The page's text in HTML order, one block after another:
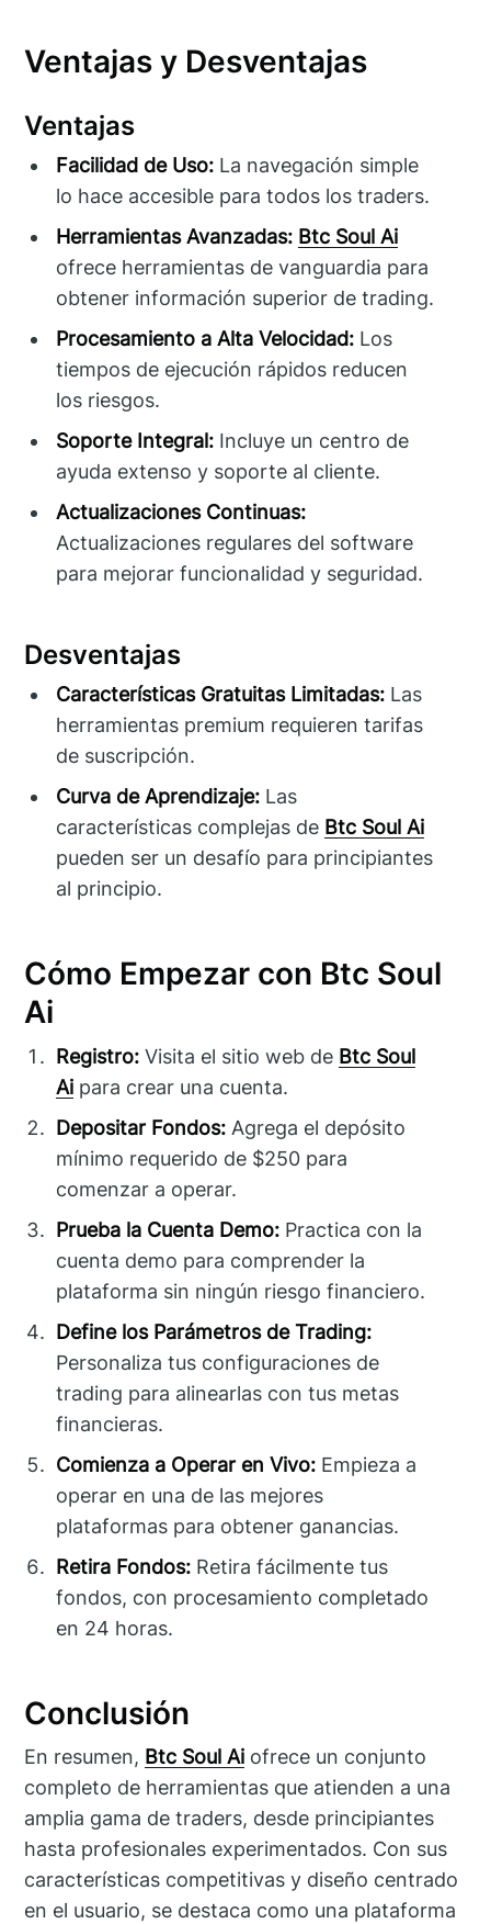
Ventajas y Desventajas
Ventajas
Facilidad de Uso: La navegación simple
lo hace accesible para todos los traders.
Herramientas Avanzadas: Btc Soul Ai
ofrece herramientas de vanguardia para
obtener información superior de trading.
Procesamiento a Alta Velocidad: Los
tiempos de ejecución rápidos reducen
los riesgos.
Soporte Integral: Incluye un centro de
ayuda extenso y soporte al cliente.
Actualizaciones Continuas:
Actualizaciones regulares del software
para mejorar funcionalidad y seguridad.
Desventajas
Características Gratuitas Limitadas: Las
herramientas premium requieren tarifas
de suscripción.
Curva de Aprendizaje: Las
características complejas de Btc Soul Ai
pueden ser un desafío para principiantes
al principio.
Cómo Empezar con Btc Soul
Ai
Registro: Visita el sitio web de Btc Soul
Ai para crear una cuenta.
Depositar Fondos: Agrega el depósito
mínimo requerido de $250 para
comenzar a operar.
Prueba la Cuenta Demo: Practica con la
cuenta demo para comprender la
plataforma sin ningún riesgo financiero.
Define los Parámetros de Trading:
Personaliza tus configuraciones de
trading para alinearlas con tus metas
financieras.
Comienza a Operar en Vivo: Empieza a
operar en una de las mejores
plataformas para obtener ganancias.
Retira Fondos: Retira fácilmente tus
fondos, con procesamiento completado
en 24 horas.
Conclusión
En resumen, Btc Soul Ai ofrece un conjunto
completo de herramientas que atienden a una
amplia gama de traders, desde principiantes
hasta profesionales experimentados. Con sus
características competitivas y diseño centrado
en el usuario, se destaca como una plataforma